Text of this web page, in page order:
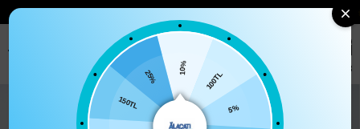
%15 İNDIRIM
TÜM ÜRÜNLER Kadın Tarçın Yanı Büzgülü Kaşkorse
10%
100TL
5%
150TL
25%